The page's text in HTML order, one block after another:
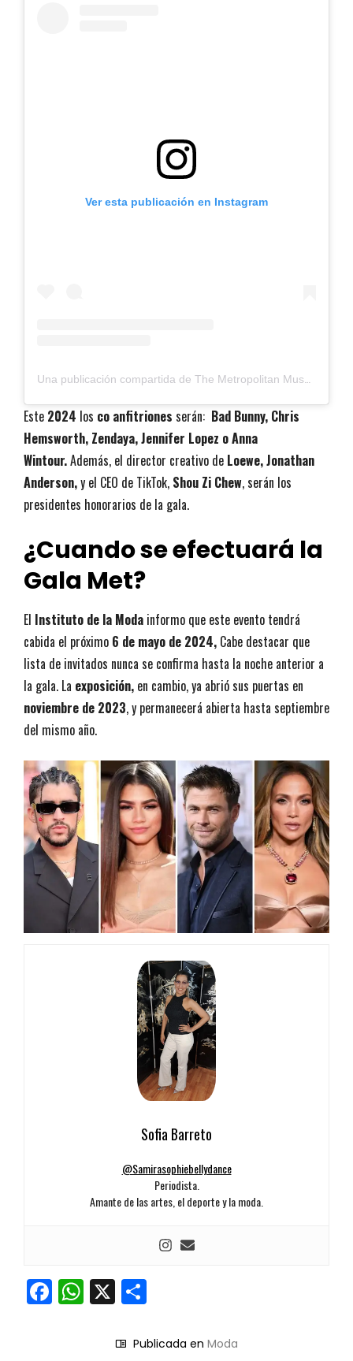
Ver esta publicación en Instagram
U
na publicación compartida de The Metropolitan Museum of Art (@metmuseum)
Este 2024 los co anfitriones serán: Bad Bunny, Chris
Hemsworth, Zendaya, Jennifer Lopez o Anna
Wintour.Además, el director creativo de Loewe,Jonathan
Anderson,y el CEO de TikTok, Shou Zi Chew, serán los
presidentes honorarios de la gala.
¿Cuando se efectuará la
Gala Met?
El Instituto de la Moda informo que este evento tendrá
cabida el próximo 6 de mayo de 2024, Cabe destacar que
lista de invitados nunca se confirma hasta la noche anterior a
la gala. La exposición, en cambio, ya abrió sus puertas en
noviembre de 2023, y permanecerá abierta hasta septiembre
del mismo año.
Sofia Barreto
@Samirasophiebellydance
Periodista.
Amante de las artes, el deporte y la moda.
Facebook
WhatsApp
X
Publicada en Moda